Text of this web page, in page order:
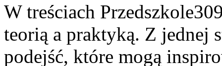
W treściach
teorią a praktyką. Z jednej
podejść, które mogą